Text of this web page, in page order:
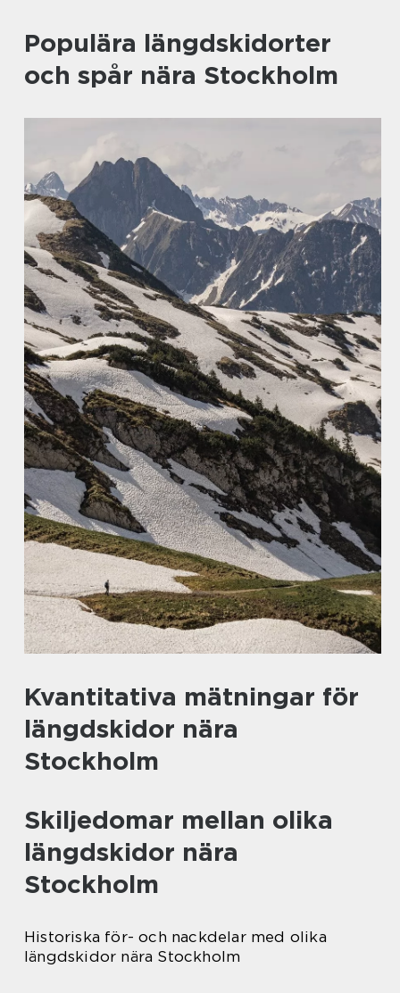
Populära längdskidorter
och spår nära Stockholm
Kvantitativa mätningar för
längdskidor nära
Stockholm
Skiljedomar mellan olika
längdskidor nära
Stockholm
Historiska för- och nackdelar med olika
längdskidor nära Stockholm